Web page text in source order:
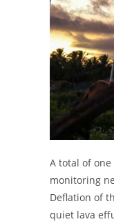
A total of
monitoring
Deflation of
quiet lava